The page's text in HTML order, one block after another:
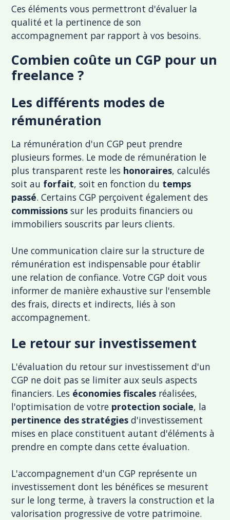
Ces éléments vous permettront d'évaluer la
qualité et la pertinence de son
accompagnement par rapport à vos besoins.
Combien coûte un CGP pour un
freelance ?
Les différents modes de
rémunération
La rémunération d'un CGP peut prendre
plusieurs formes. Le mode de rémunération le
plus transparent reste les honoraires, calculés
soit au forfait, soit en fonction du temps
passé. Certains CGP perçoivent également des
commissions sur les produits financiers ou
immobiliers souscrits par leurs clients.
Une communication claire sur la structure de
rémunération est indispensable pour établir
une relation de confiance. Votre CGP doit vous
informer de manière exhaustive sur l'ensemble
des frais, directs et indirects, liés à son
accompagnement.
Le retour sur investissement
L'évaluation du retour sur investissement d'un
CGP ne doit pas se limiter aux seuls aspects
financiers. Les économies fiscales réalisées,
l'optimisation de votre protection sociale, la
pertinence des stratégies d'investissement
mises en place constituent autant d'éléments à
prendre en compte dans cette évaluation.
L'accompagnement d'un CGP représente un
investissement dont les bénéfices se mesurent
sur le long terme, à travers la construction et la
valorisation progressive de votre patrimoine.